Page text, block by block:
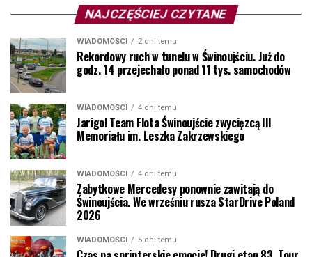
NAJCZĘŚCIEJ CZYTANE
WIADOMOŚCI 2 dni temu
Rekordowy ruch w tunelu w Świnoujściu. Już do
godz. 14 przejechało ponad 11 tys. samochodów
WIADOMOŚCI 4 dni temu
Jarigol Team Flota Świnoujście zwycięzcą III
Memoriału im. Leszka Zakrzewskiego
WIADOMOŚCI 4 dni temu
Zabytkowe Mercedesy ponownie zawitają do
Świnoujścia. We wrześniu rusza StarDrive Poland
2026
WIADOMOŚCI 5 dni temu